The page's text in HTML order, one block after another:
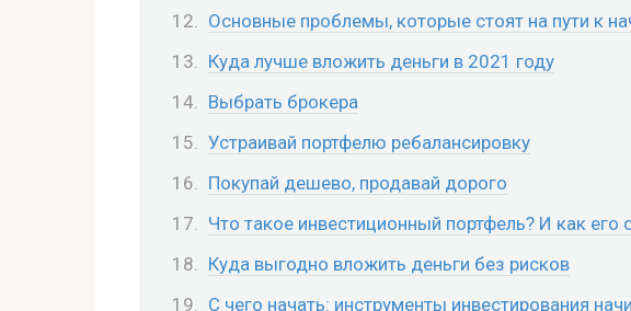
Основные проблемы, которые стоят на пути к
Куда лучше вложить деньги в 2021 году
Выбрать брокера
Устраивай портфелю ребалансировку
Покупай дешево, продавай дорого
Что такое инвестиционный портфель? И как его
Куда выгодно вложить деньги без рисков
С чего начать: инструменты инвестирования